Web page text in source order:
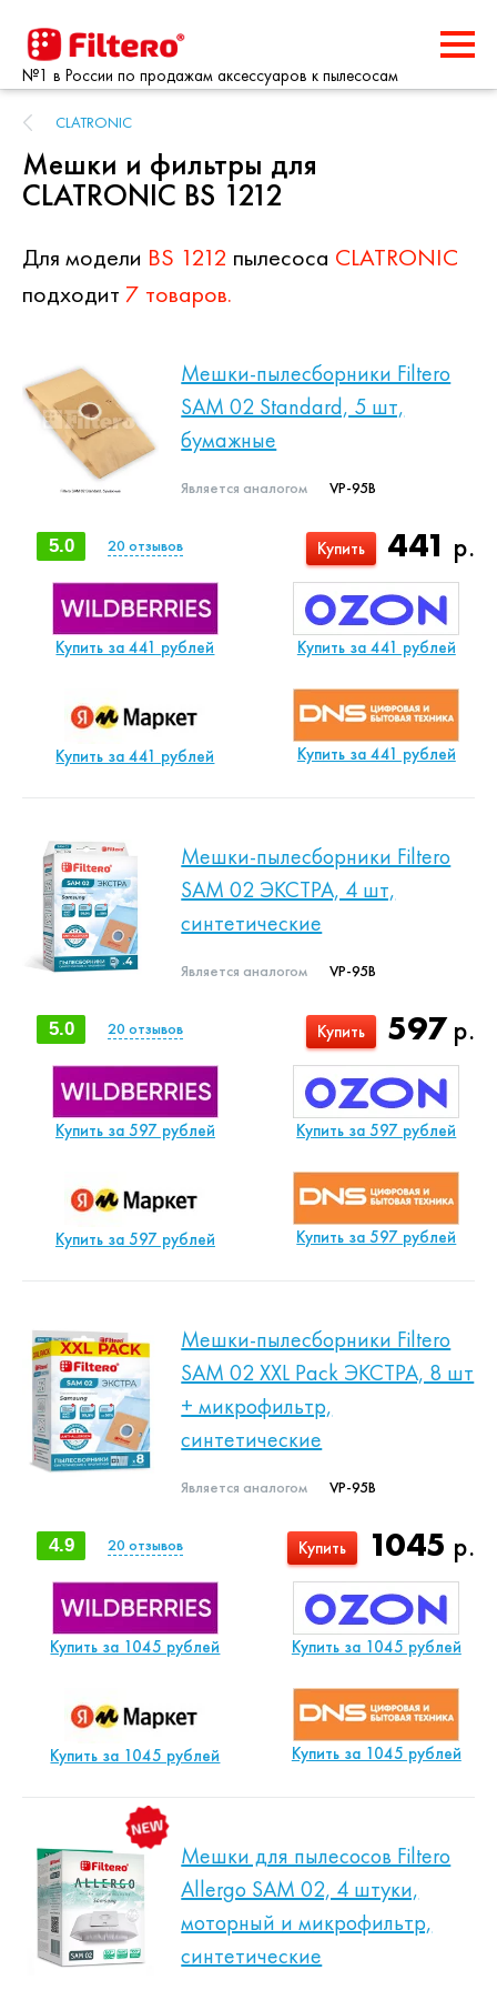
№1 в России по продажам аксессуаров к пылесосам
CLATRONIC
Мешки и фильтры для
CLATRONIC BS 1212
Для модели BS 1212 пылесоса CLATRONIC
подходит 7 товаров.
Мешки-пылесборники Filtero
SAM 02 Standard, 5 шт,
бумажные
Является аналогом VP-95B
441 р.
Купить
5.0 20 отзывов
Купить за 441 рублей Купить за 441 рублей
Купить за 441 рублей Купить за 441 рублей
Мешки-пылесборники Filtero
SAM 02 ЭКСТРА, 4 шт,
синтетические
Является аналогом VP-95B
597р.
Купить
5.0 20 отзывов
Купить за 597 рублей Купить за 597 рублей
Купить за 597 рублей Купить за 597 рублей
Мешки-пылесборники Filtero
SAM 02 XXL Pack ЭКСТРА, 8 шт
+ микрофильтр,
синтетические
Является аналогом VP-95B
1045 р.
Купить
4.9 20 отзывов
Купить за 1045 рублей Купить за 1045 рублей
Купить за 1045 рублей Купить за 1045 рублей
Мешки для пылесосов Filtero
Allergo SAM 02, 4 штуки,
моторный и микрофильтр,
синтетические